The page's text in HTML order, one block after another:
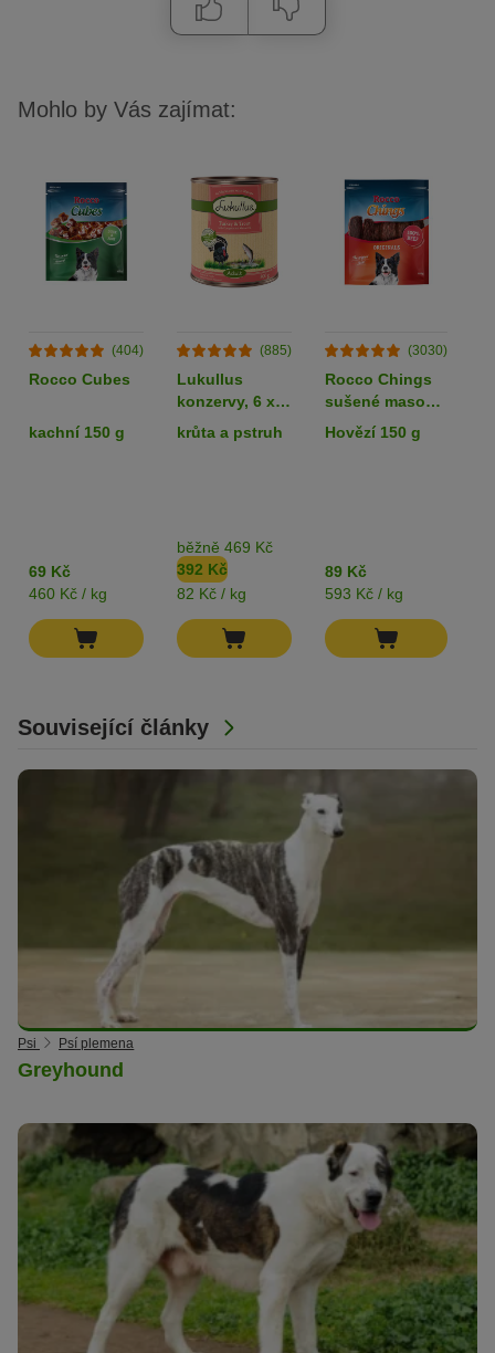
Související články
Psi Psí plemena
Greyhound
Mohlo by Vás zajímat:
(404)
Rocco Cubes
kachní 150 g
69 Kč
460 Kč / kg
(885)
Lukullus
konzervy, 6 x
800 g - 5 + 1
zdarma!
krůta a pstruh
běžně 469 Kč
392 Kč
82 Kč / kg
(3030)
Rocco Chings
sušené maso
pro psy
Hovězí 150 g
89 Kč
593 Kč / kg